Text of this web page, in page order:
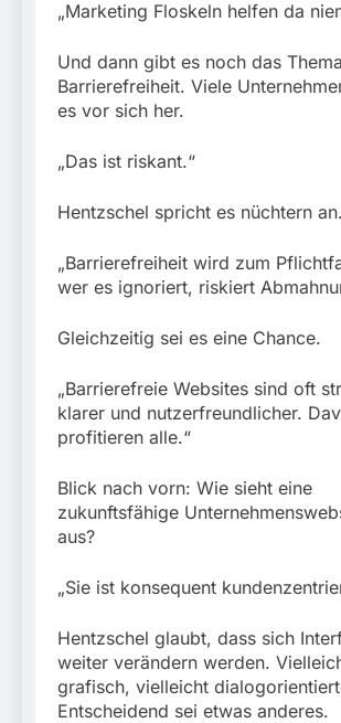
„Marketing Floskeln helfen da
Und dann gibt es noch das Thema
Barrierefreiheit. Viele
es vor sich her.
„Das ist riskant.“
Hentzschel spricht es nüchtern an.
„Barrierefreiheit wird zum
wer es ignoriert, riskiert
Gleichzeitig sei es eine Chance.
„Barrierefreie Websites sind oft
klarer und nutzerfreundlicher.
profitieren alle.“
Blick nach vorn: Wie sieht eine
zukunftsfähige
aus?
„Sie ist konsequent
Hentzschel glaubt, dass sich
weiter verändern werden.
grafisch, vielleicht
Entscheidend sei etwas anderes.